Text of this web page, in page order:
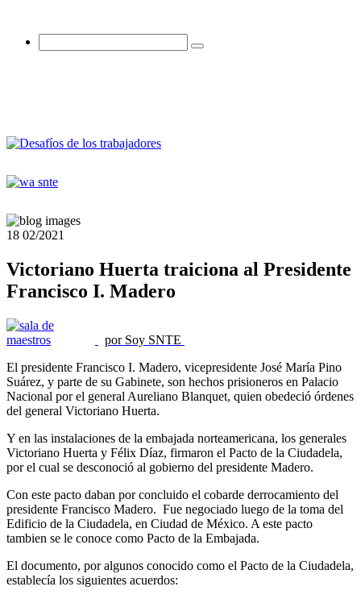
18 02/2021
Victoriano Huerta traiciona al Presidente
Francisco I. Madero
por Soy SNTE
El presidente Francisco I. Madero, vicepresidente José María Pino
Suárez, y parte de su Gabinete, son hechos prisioneros en Palacio
Nacional por el general Aureliano Blanquet, quien obedeció órdenes
del general Victoriano Huerta.
Y en las instalaciones de la embajada norteamericana, los generales
Victoriano Huerta y Félix Díaz, firmaron el Pacto de la Ciudadela,
por el cual se desconoció al gobierno del presidente Madero.
Con este pacto daban por concluido el cobarde derrocamiento del
presidente Francisco Madero. Fue negociado luego de la toma del
Edificio de la Ciudadela, en Ciudad de México. A este pacto
tambien se le conoce como Pacto de la Embajada.
El documento, por algunos conocido como el Pacto de la Ciudadela,
establecía los siguientes acuerdos: